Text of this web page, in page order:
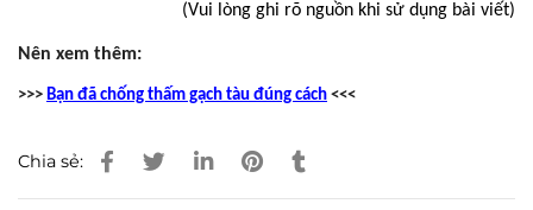
(Vui lòng ghi rõ nguồn khi sử dụng bài viết)
Nên xem thêm:
>>> Bạn đã chống thấm gạch tàu đúng cách <<<
Chia sẻ: